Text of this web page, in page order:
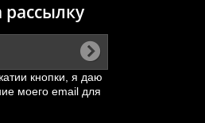
рассылку
кнопки, я даю
моего email для